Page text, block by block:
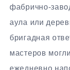
фабрично-
аула или
бригадная
мастеров
ежедневно